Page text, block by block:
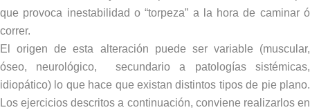
que provoca inestabilidad o “torpeza” a la hora de caminar ó
correr.
El origen de esta alteración puede ser variable (muscular,
óseo, neurológico, secundario a patologías sistémicas,
idiopático) lo que hace que existan distintos tipos de pie plano.
Los ejercicios descritos a continuación, conviene realizarlos en